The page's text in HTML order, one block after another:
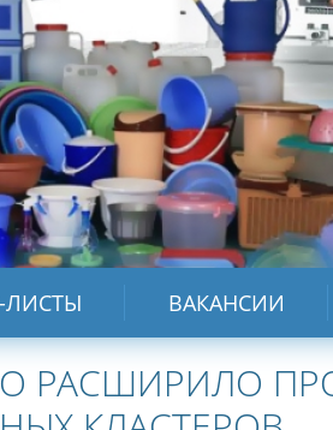
ЛИСТЫ ВАКАНСИИ
РАСШИРИЛО